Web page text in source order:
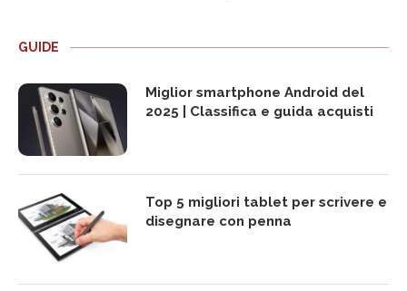
GUIDE
Miglior smartphone Android del
2025 | Classifica e guida acquisti
Top 5 migliori tablet per scrivere e
disegnare con penna